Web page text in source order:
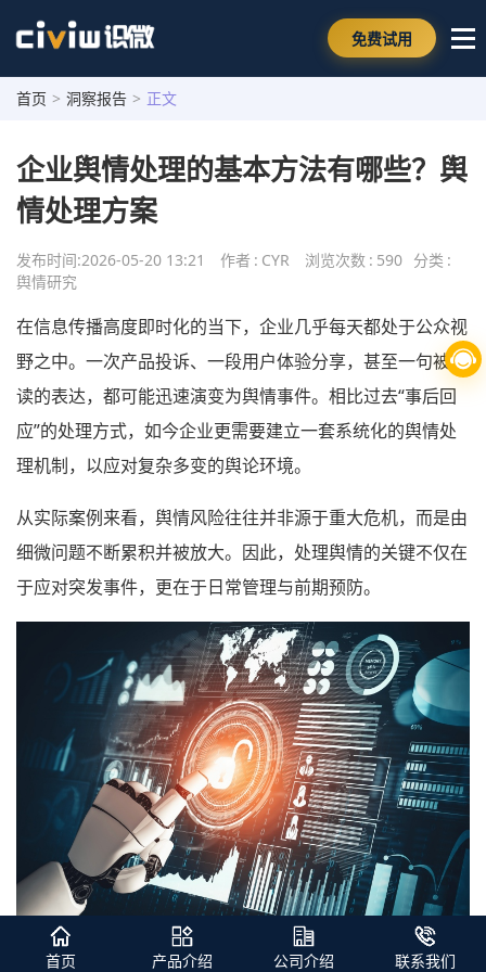
免费试用
首页 > 洞察报告 > 正文
企业舆情处理的基本方法有哪些？舆
情处理方案
发布时间:2026-05-20 13:21 作者 : CYR 浏览次数 : 590 分类 :
舆情研究
在信息传播高度即时化的当下，企业几乎每天都处于公众视
野之中。一次产品投诉、一段用户体验分享，甚至一句被误
读的表达，都可能迅速演变为舆情事件。相比过去“事后回
应”的处理方式，如今企业更需要建立一套系统化的舆情处
理机制，以应对复杂多变的舆论环境。
从实际案例来看，舆情风险往往并非源于重大危机，而是由
细微问题不断累积并被放大。因此，处理舆情的关键不仅在
于应对突发事件，更在于日常管理与前期预防。
首页 产品介绍 公司介绍 联系我们